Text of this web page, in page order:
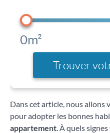
0m²
Trouver
Dans cet article, nous allons
pour adopter les bonnes
appartement. À quels